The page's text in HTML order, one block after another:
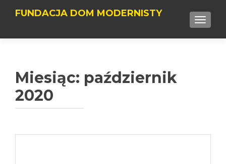
FUNDACJA DOM MODERNISTY
Miesiąc: październik
2020